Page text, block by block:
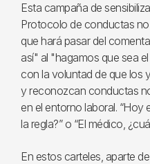
Esta campaña de
Protocolo de conductas no
que hará pasar del
así" al "hagamos que sea
con la voluntad de que los
y reconozcan conductas
en el entorno laboral.
la regla?” o “El médico,
En estos carteles, aparte